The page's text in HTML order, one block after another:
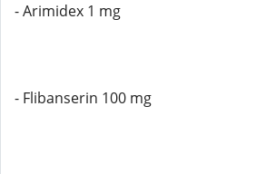
- Arimidex 1 mg
- Flibanserin 100 mg